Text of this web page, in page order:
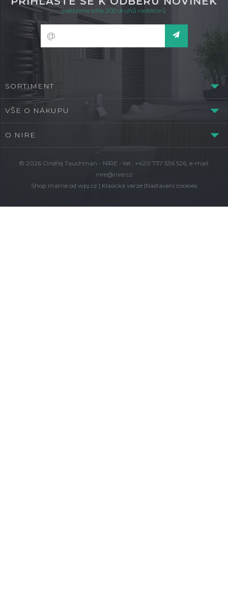
nabízíme přes 200 druhů radiátorů
SORTIMENT
VŠE O NÁKUPU
O NIRE
© 2026 Ondřej Tauchman - NIRE - tel.: +420 737 536 526, e-mail:
nire@nire.cz
Shop máme od wpj.cz | Klasická verze |Nastavení cookies